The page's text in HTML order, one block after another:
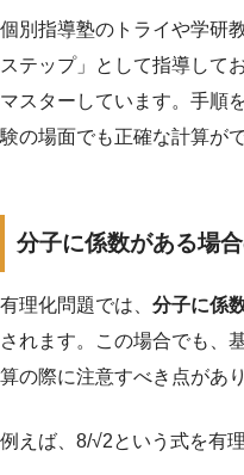
個別指導塾のトライや学研
ステップ」として指導して
マスターしています。手順
験の場面でも正確な計算が
分子に係数がある場
有理化問題では、 分子に係
されます。この場合でも、
算の際に注意すべき点があり
例えば、8/√2という式を有